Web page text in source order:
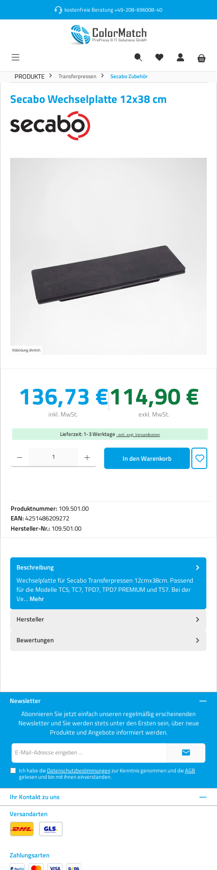
kostenfreie Beratung+49-208-696008-40
PRODUKTE Transferpressen Secabo Zubehör
Secabo Wechselplatte 12x38 cm
Abbildung ähnlich
136,73 €
inkl. MwSt.
114,90 €
exkl. MwSt.
Lieferzeit: 1-3 Werktage · evtl. zzgl. Versandkosten
Produkt Anzahl: Gib den gewünschten Wert ein oder benutze die Schaltflächen um die Anzahl zu
In den Warenkorb
Produktnummer: 109.501.00
EAN:4251486209272
Hersteller-Nr.: 109.501.00
Beschreibung
Wechselplatte für Secabo Transferpressen 12cmx38cm. Passend
für die Modelle TC5, TC7, TPD7, TPD7 PREMIUM und TS7. Bei der
Ve… Mehr
Hersteller
Bewertungen
Newsletter
Abonnieren Sie jetzt einfach unseren regelmäßig erscheinenden
Newsletter und Sie werden stets unter den Ersten sein, über neue
Produkte und Angebote informiert werden.
Ich habe die Datenschutzbestimmungenzur Kenntnis genommen und dieAGB
gelesen und bin mit ihnen einverstanden.
Ihr Kontakt zu uns
Versandarten
Zahlungsarten